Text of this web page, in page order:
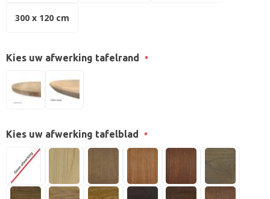
300 x 120 cm
Kies uw afwerking tafelrand
Kies uw afwerking tafelblad